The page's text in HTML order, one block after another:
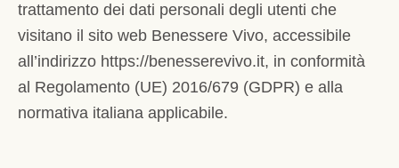
trattamento dei dati personali degli utenti che
visitano il sito web Benessere Vivo, accessibile
all’indirizzo https://benesserevivo.it, in conformità
al Regolamento (UE) 2016/679 (GDPR) e alla
normativa italiana applicabile.